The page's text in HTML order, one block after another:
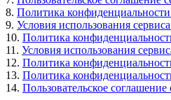
8. Политика
9. Условия использования
10. Политика
11. Условия использования
12. Политика
13. Политика
14. Пользовательское